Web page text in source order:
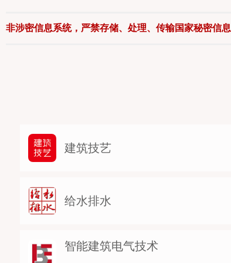
非涉密信息系统，严禁存储、处理、传输国家秘密信息
建筑技艺
给水排水
智能建筑电气技术